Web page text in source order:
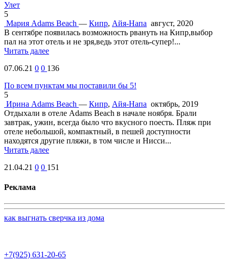
Улет
5
Мария Adams Beach — Кипр, Айя-Напа август, 2020
В сентябре появилась возможность рвануть на Кипр,выбор
пал на этот отель и не зря,ведь этот отель-супер!...
Читать далее
07.06.21 0 0 136
По всем пунктам мы поставили бы 5!
5
Ирина Adams Beach — Кипр, Айя-Напа октябрь, 2019
Отдыхали в отеле Adams Beach в начале ноября. Брали
завтрак, ужин, всегда было что вкусного поесть. Пляж при
отеле небольшой, компактный, в пешей доступности
находятся другие пляжи, в том числе и Нисси...
Читать далее
21.04.21 0 0 151
Реклама
как выгнать сверчка из дома
+7(925) 631-20-65